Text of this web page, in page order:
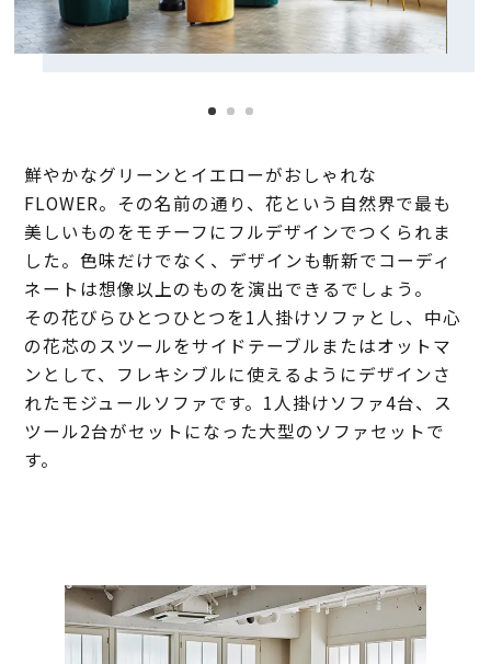
鮮やかなグリーンとイエローがおしゃれな
FLOWER。その名前の通り、花という自然界で最も
美しいものをモチーフにフルデザインでつくられま
した。色味だけでなく、デザインも斬新でコーディ
ネートは想像以上のものを演出できるでしょう。
その花びらひとつひとつを1人掛けソファとし、中心
の花芯のスツールをサイドテーブルまたはオットマ
ンとして、フレキシブルに使えるようにデザインさ
れたモジュールソファです。1人掛けソファ4台、ス
ツール2台がセットになった大型のソファセットで
す。